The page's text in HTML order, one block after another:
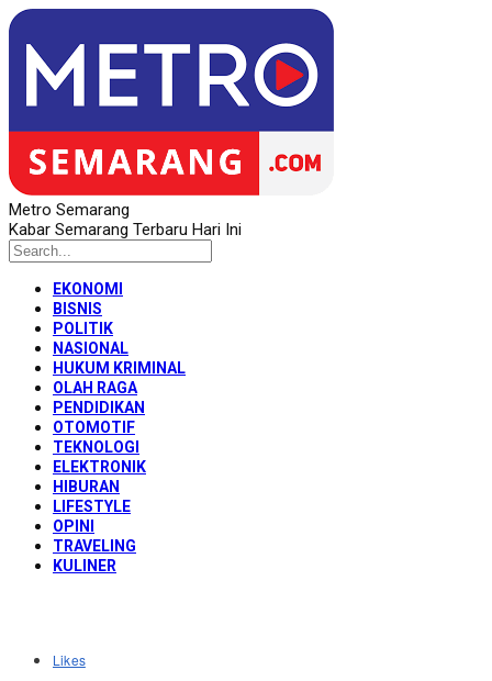
Metro Semarang
Kabar Semarang Terbaru Hari Ini
EKONOMI
BISNIS
POLITIK
NASIONAL
HUKUM KRIMINAL
OLAH RAGA
PENDIDIKAN
OTOMOTIF
TEKNOLOGI
ELEKTRONIK
HIBURAN
LIFESTYLE
OPINI
TRAVELING
KULINER
Likes